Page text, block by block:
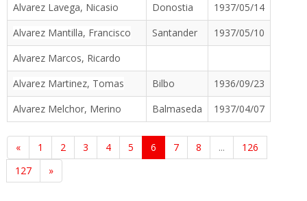
Alvarez Lavega, Nicasio
Donostia
1937/05/14
Alvarez Mantilla, Francisco
Santander
1937/05/10
Alvarez Marcos, Ricardo
Alvarez Martinez, Tomas
Bilbo
1936/09/23
Alvarez Melchor, Merino
Balmaseda 1937/04/07
« 1 2 3 4 5 6 7 8 ...
126
127
»